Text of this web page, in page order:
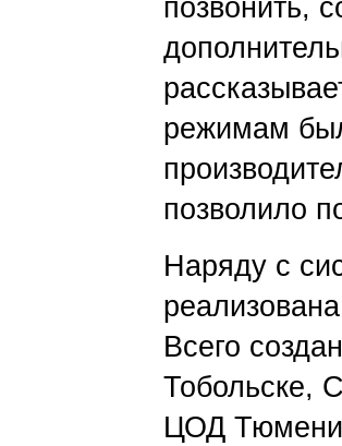
позвонить,
режимам
позволило
Наряду с
Всего
Тобольске,
ЦОД Тюмени